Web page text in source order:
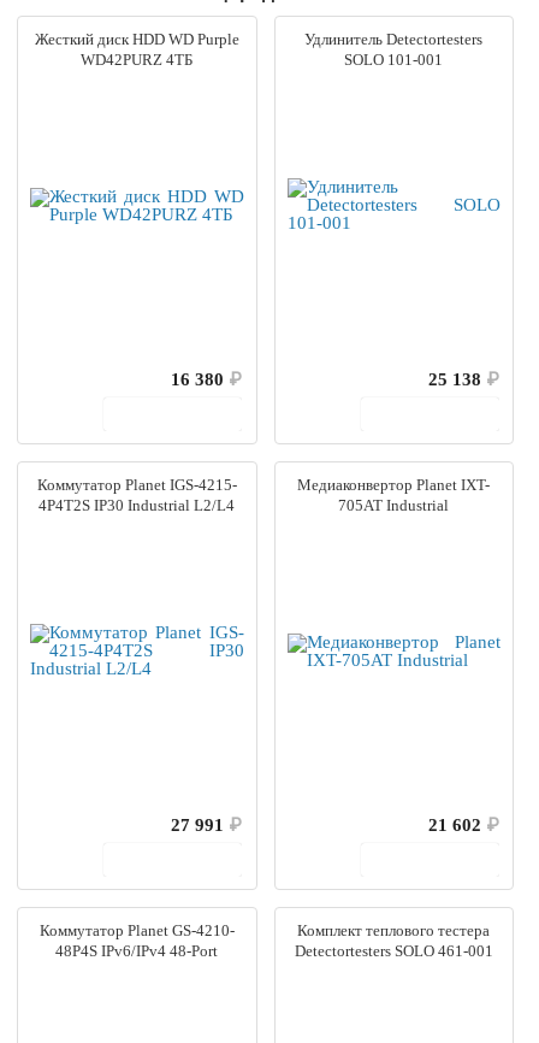
Жесткий диск HDD WD Purple
WD42PURZ 4ТБ
16 380 ₽
Удлинитель Detectortesters
SOLO 101-001
25 138 ₽
Коммутатор Planet IGS-4215-
4P4T2S IP30 Industrial L2/L4
27 991 ₽
Медиаконвертор Planet IXT-
705AT Industrial
21 602 ₽
Коммутатор Planet GS-4210-
48P4S IPv6/IPv4 48-Port
Комплект теплового тестера
Detectortesters SOLO 461-001